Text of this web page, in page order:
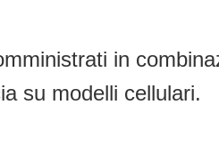
in
su modelli cellulari.